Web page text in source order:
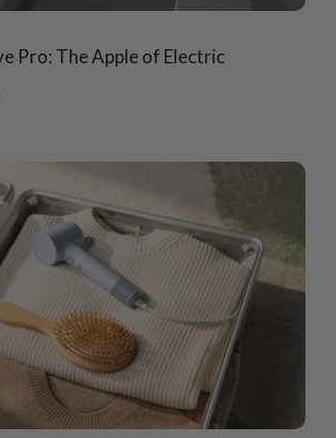
Pro: The Apple of Electric